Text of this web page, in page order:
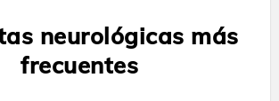
neurológicas más
frecuentes